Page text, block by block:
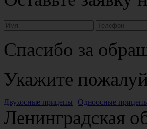
Спасибо за
Укажите
Двухосные прицепы | Одноосные
Ленинградская